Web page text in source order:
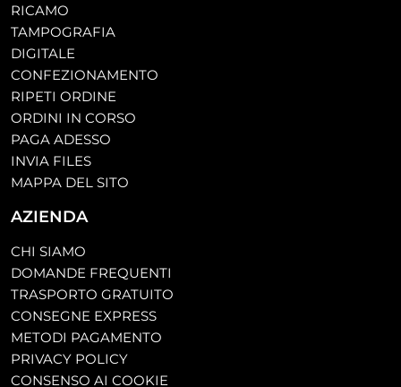
RICAMO
TAMPOGRAFIA
DIGITALE
CONFEZIONAMENTO
RIPETI ORDINE
ORDINI IN CORSO
PAGA ADESSO
INVIA FILES
MAPPA DEL SITO
AZIENDA
CHI SIAMO
DOMANDE FREQUENTI
TRASPORTO GRATUITO
CONSEGNE EXPRESS
METODI PAGAMENTO
PRIVACY POLICY
CONSENSO AI COOKIE